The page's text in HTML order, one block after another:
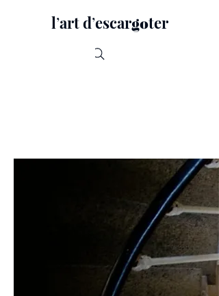
lʼart dʼescargoter